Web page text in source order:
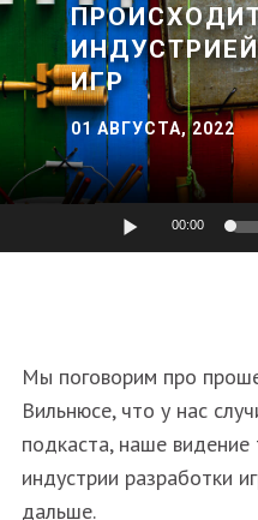
ИГР
01 АВГУСТА, 2022
00:00
Мы поговорим про
Вильнюсе, что у нас
подкаста, наше видение
индустрии разработки
дальше.